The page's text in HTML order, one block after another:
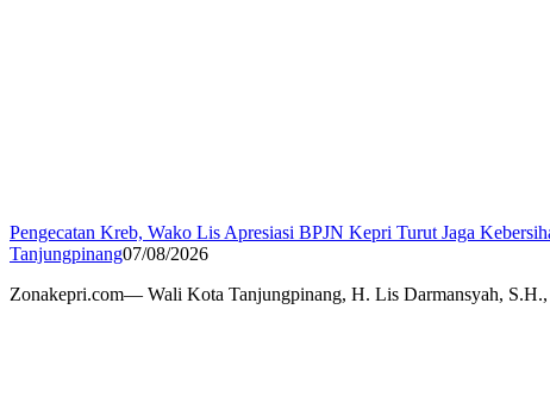
Pengecatan Kreb, Wako Lis Apresiasi BPJN Kepri Turut Jaga
Tanjungpinang07/08/2026
Zonakepri.com— Wali Kota Tanjungpinang, H. Lis Darmansyah,